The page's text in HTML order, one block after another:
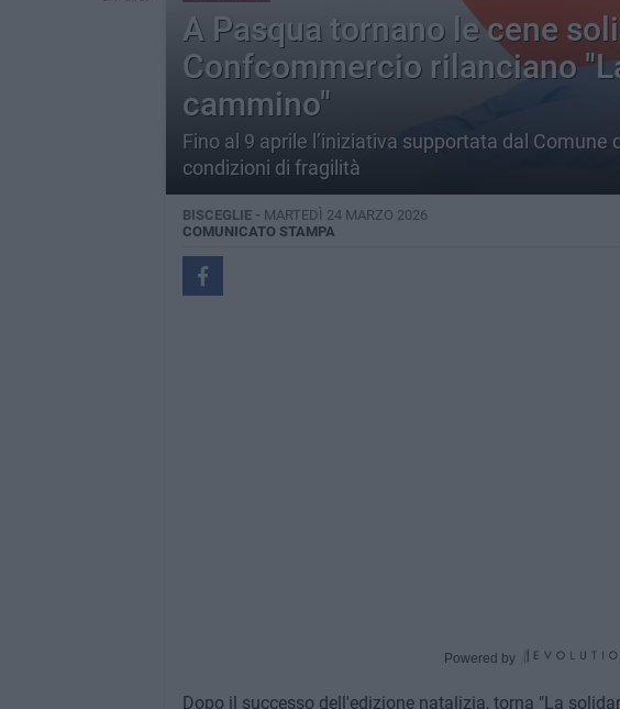
A Pasqua tornano le cene
Confcommercio rilanciano
cammino"
Fino al 9 aprile l’iniziativa supportata dal Comune
condizioni di fragilità
BISCEGLIE - MARTEDÌ 24 MARZO 2026
COMUNICATO STAMPA
Powered by
Dopo il successo dell'edizione natalizia, torna "La